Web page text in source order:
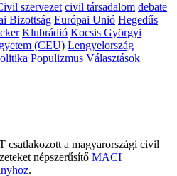
szervezet civil társadalom debate
Bizottság Európai Unió Hegedűs
Klubrádió Kocsis Györgyi
(CEU) Lengyelország
Populizmus Választások
csatlakozott a magyarországi civil
népszerűsítő MACI
.